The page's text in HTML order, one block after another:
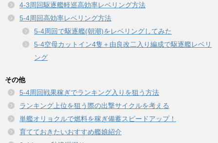
4-3周回駆逐艦軽巡高効率レベリング方法
5-4周回高効率レベリング方法
5-4周回で駆逐艦(朝潮)をレベリングしてみた
5-4空母カットイン4隻＋由良改二入り編成で駆逐艦レベリ
ング
その他
5-4周回戦果稼ぎでランキング入りを狙う方法
ランキング上位を狙う際の出撃サイクルを考える
単艦オリョクルで燃料を稼ぎ備蓄スピードアップ！
育てておきたいおすすめ艦娘紹介